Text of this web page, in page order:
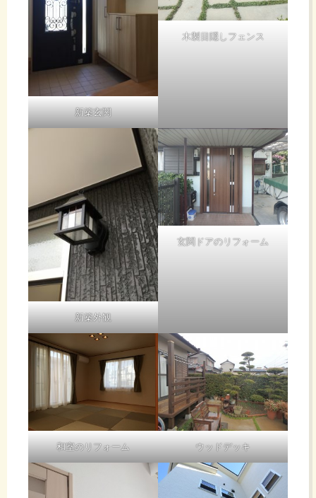
新築玄関
木製目隠しフェンス
新築外観
玄関ドアのリフォーム
和室のリフォーム ウッドデッキ